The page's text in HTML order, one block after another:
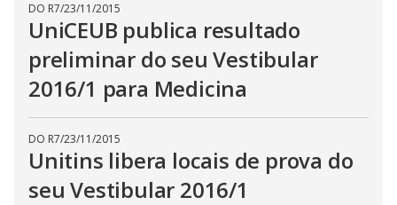
DO R7/23/11/2015
UniCEUB publica resultado
preliminar do seu Vestibular
2016/1 para Medicina
DO R7/23/11/2015
Unitins libera locais de prova do
seu Vestibular 2016/1